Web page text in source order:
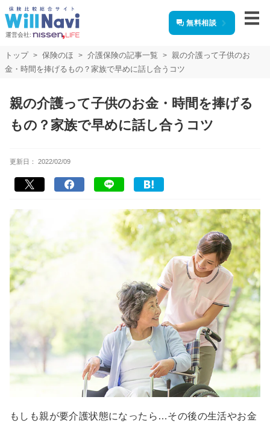
運営会社:
無料相談
トップ 保険のほ 介護保険の記事一覧
親の介護って子供のお
金・時間を捧げるもの？家族で早めに話し合うコツ
親の介護って子供のお金・時間を捧げる
もの？家族で早めに話し合うコツ
更新日： 2022/02/09
もしも親が要介護状態になったら…その後の生活やお金